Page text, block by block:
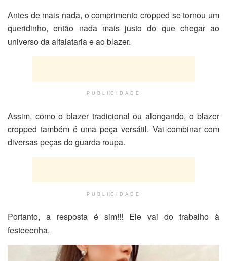
Antes de mais nada, o comprimento cropped se tornou um
queridinho, então nada mais justo do que chegar ao
universo da alfaiataria e ao blazer.
PUBLICIDADE
Assim, como o blazer tradicional ou alongando, o blazer
cropped também é uma peça versátil. Vai combinar com
diversas peças do guarda roupa.
PUBLICIDADE
Portanto, a resposta é sim!!! Ele vai do trabalho à
festeeenha.